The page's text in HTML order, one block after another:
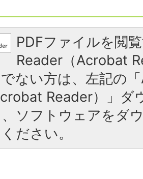
PDFファイルを閲
Reader（Acrobat
ない方は、左記の
Reader）」ダ
ソフトウェアをダ
ださい。